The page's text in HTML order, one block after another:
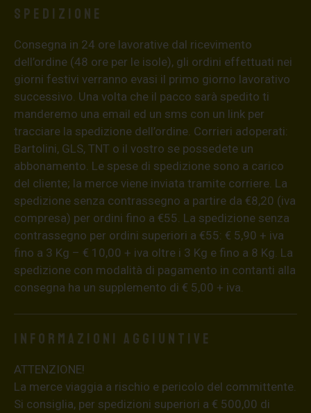
Spedizione
Consegna in 24 ore lavorative dal ricevimento
dell’ordine (48 ore per le isole), gli ordini effettuati nei
giorni festivi verranno evasi il primo giorno lavorativo
successivo. Una volta che il pacco sarà spedito ti
manderemo una email ed un sms con un link per
tracciare la spedizione dell’ordine. Corrieri adoperati:
Bartolini, GLS, TNT o il vostro se possedete un
abbonamento. Le spese di spedizione sono a carico
del cliente; la merce viene inviata tramite corriere. La
spedizione senza contrassegno a partire da €8,20 (iva
compresa) per ordini fino a €55. La spedizione senza
contrassegno per ordini superiori a €55: € 5,90 + iva
fino a 3 Kg – € 10,00 + iva oltre i 3 Kg e fino a 8 Kg. La
spedizione con modalità di pagamento in contanti alla
consegna ha un supplemento di € 5,00 + iva.
Informazioni aggiuntive
ATTENZIONE!
La merce viaggia a rischio e pericolo del committente.
Si consiglia, per spedizioni superiori a € 500,00 di